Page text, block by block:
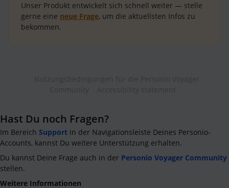
Unser Produkt entwickelt sich schnell weiter — stelle
gerne eine neue Frage, um die aktuellsten Infos zu
bekommen.
Hast Du noch Fragen?
Im Bereich Support in der Navigationsleiste Deines Personio-
Accounts, kannst Du weitere Unterstützung erhalten.
Du kannst Deine Frage auch in der Personio Voyager Community
stellen.
Weitere Informationen